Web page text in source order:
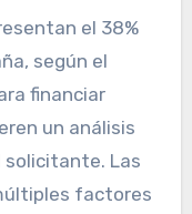
el 38%
según el
financiar
un análisis
solicitante. Las
factores